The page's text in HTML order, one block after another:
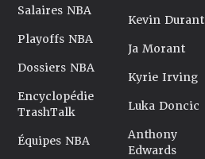
Salaires NBA
Playoffs NBA
Dossiers NBA
Encyclopédie
TrashTalk
Équipes NBA
Kevin Durant
Ja Morant
Kyrie Irving
Luka Doncic
Anthony
Edwards